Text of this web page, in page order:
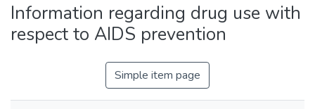
Statistics
Information regarding drug use with
respect to AIDS prevention
Simple item page